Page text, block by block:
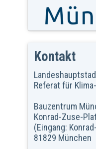
Kontakt
Referat für
Bauzentrum
Konrad-Zuse-
(Eingang:
81829 München